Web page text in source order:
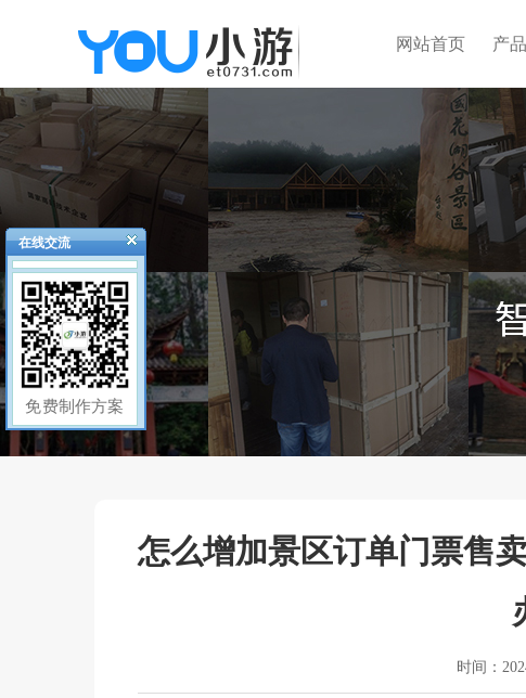
网站首页 产
怎么增加景区订单门票售
时间：
在线交流
免费制作方案